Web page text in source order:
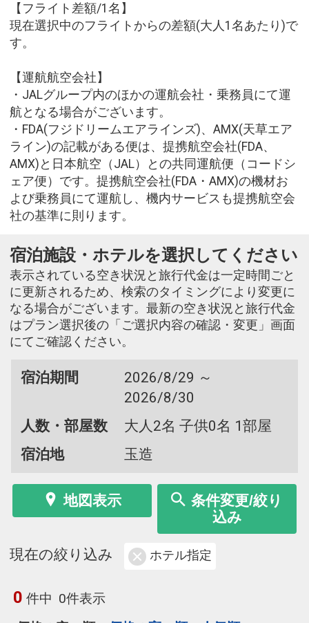
【フライト差額/1名】
現在選択中のフライトからの差額(大人1名あたり)で
す。
【運航航空会社】
・JALグループ内のほかの運航会社・乗務員にて運
航となる場合がございます。
・FDA(フジドリームエアラインズ)、AMX(天草エア
ライン)の記載がある便は、提携航空会社(FDA、
AMX)と日本航空（JAL）との共同運航便（コードシ
ェア便）です。提携航空会社(FDA・AMX)の機材お
よび乗務員にて運航し、機内サービスも提携航空会
社の基準に則ります。
宿泊施設・ホテルを選択してください
表示されている空き状況と旅行代金は一定時間ごと
に更新されるため、検索のタイミングにより変更に
なる場合がございます。最新の空き状況と旅行代金
はプラン選択後の「ご選択内容の確認・変更」画面
にてご確認ください。
宿泊期間
2026/8/29 ～
2026/8/30
人数・部屋数
大人2名 子供0名 1部屋
宿泊地
玉造
地図表示
条件変更/絞り
込み
現在の絞り込み ホテル指定
0 件中 0件表示